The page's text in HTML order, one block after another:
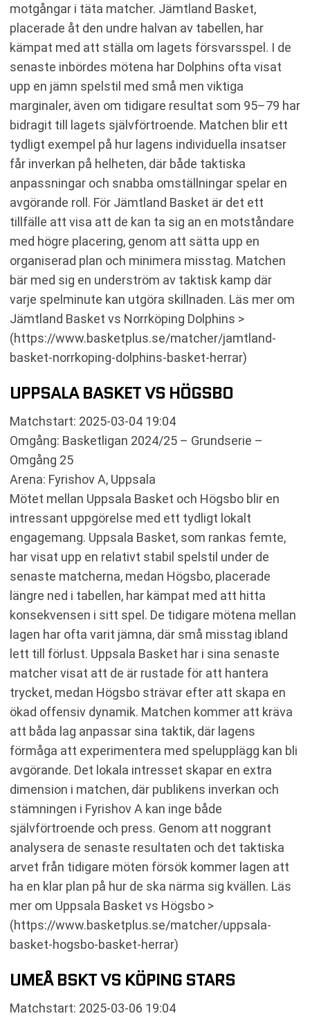
motgångar i täta matcher. Jämtland Basket,
placerade åt den undre halvan av tabellen, har
kämpat med att ställa om lagets försvarsspel. I de
senaste inbördes mötena har Dolphins ofta visat
upp en jämn spelstil med små men viktiga
marginaler, även om tidigare resultat som 95–79 har
bidragit till lagets självförtroende. Matchen blir ett
tydligt exempel på hur lagens individuella insatser
får inverkan på helheten, där både taktiska
anpassningar och snabba omställningar spelar en
avgörande roll. För Jämtland Basket är det ett
tillfälle att visa att de kan ta sig an en motståndare
med högre placering, genom att sätta upp en
organiserad plan och minimera misstag. Matchen
bär med sig en underström av taktisk kamp där
varje spelminute kan utgöra skillnaden. Läs mer om
Jämtland Basket vs Norrköping Dolphins >
(https://www.basketplus.se/matcher/jamtland-
basket-norrkoping-dolphins-basket-herrar)
UPPSALA BASKET VS HÖGSBO
Matchstart: 2025-03-04 19:04
Omgång: Basketligan 2024/25 – Grundserie –
Omgång 25
Arena: Fyrishov A, Uppsala
Mötet mellan Uppsala Basket och Högsbo blir en
intressant uppgörelse med ett tydligt lokalt
engagemang. Uppsala Basket, som rankas femte,
har visat upp en relativt stabil spelstil under de
senaste matcherna, medan Högsbo, placerade
längre ned i tabellen, har kämpat med att hitta
konsekvensen i sitt spel. De tidigare mötena mellan
lagen har ofta varit jämna, där små misstag ibland
lett till förlust. Uppsala Basket har i sina senaste
matcher visat att de är rustade för att hantera
trycket, medan Högsbo strävar efter att skapa en
ökad offensiv dynamik. Matchen kommer att kräva
att båda lag anpassar sina taktik, där lagens
förmåga att experimentera med spelupplägg kan bli
avgörande. Det lokala intresset skapar en extra
dimension i matchen, där publikens inverkan och
stämningen i Fyrishov A kan inge både
självförtroende och press. Genom att noggrant
analysera de senaste resultaten och det taktiska
arvet från tidigare möten försök kommer lagen att
ha en klar plan på hur de ska närma sig kvällen. Läs
mer om Uppsala Basket vs Högsbo >
(https://www.basketplus.se/matcher/uppsala-
basket-hogsbo-basket-herrar)
UMEÅ BSKT VS KÖPING STARS
Matchstart: 2025-03-06 19:04